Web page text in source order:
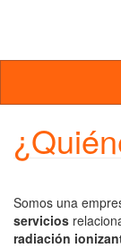
Somos una
servicios
radiación